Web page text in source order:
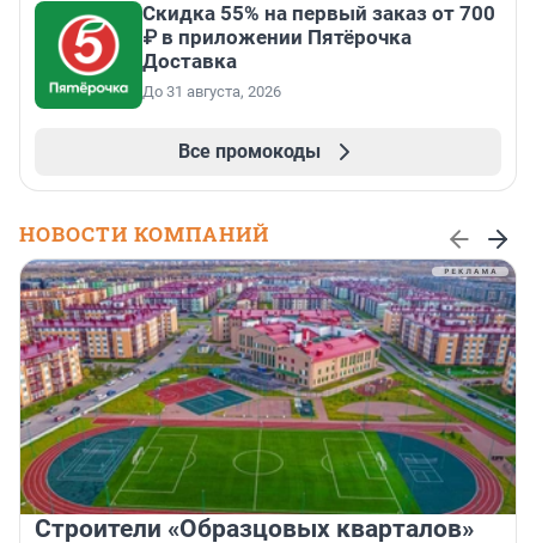
Скидка 55% на первый заказ от 700
₽ в приложении Пятёрочка
Доставка
До 31 августа, 2026
Все промокоды
НОВОСТИ КОМПАНИЙ
Строители «Образцовых кварталов»